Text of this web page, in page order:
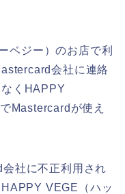
ベジー）のお店で利
会社に連絡
くHAPPY
Mastercardが使え
社に不正利用され
VEGE（ハッ